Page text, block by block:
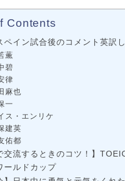
Contents
ペイン試合後のコメント英訳
薫
碧
律
麻也
一
ス・エンリケ
建英
佑都
交流するときのコツ！】
ールドカップ